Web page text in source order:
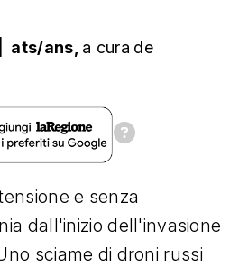
ats/ans, a cura de
e senza
dall'inizio dell'invasione
sciame di droni russi